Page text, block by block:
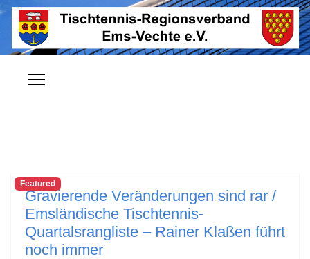
Featured
Gravierende Veränderungen sind rar /
Emsländische Tischtennis-
Quartalsrangliste – Rainer Klaßen führt
noch immer